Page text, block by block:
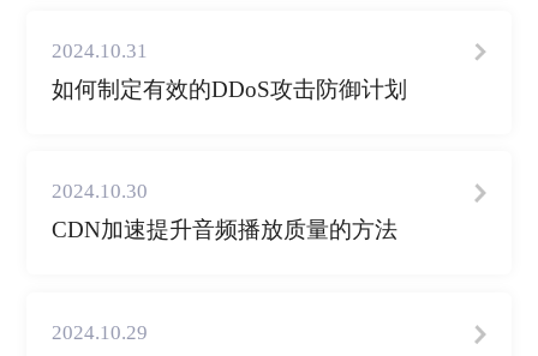
2024.10.31
如何制定有效的DDoS攻击防御计划
2024.10.30
CDN加速提升音频播放质量的方法
2024.10.29